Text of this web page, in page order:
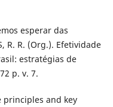
esperar das
R. R. (Org.). Efetividade
estratégias de
p. v. 7.
principles and key